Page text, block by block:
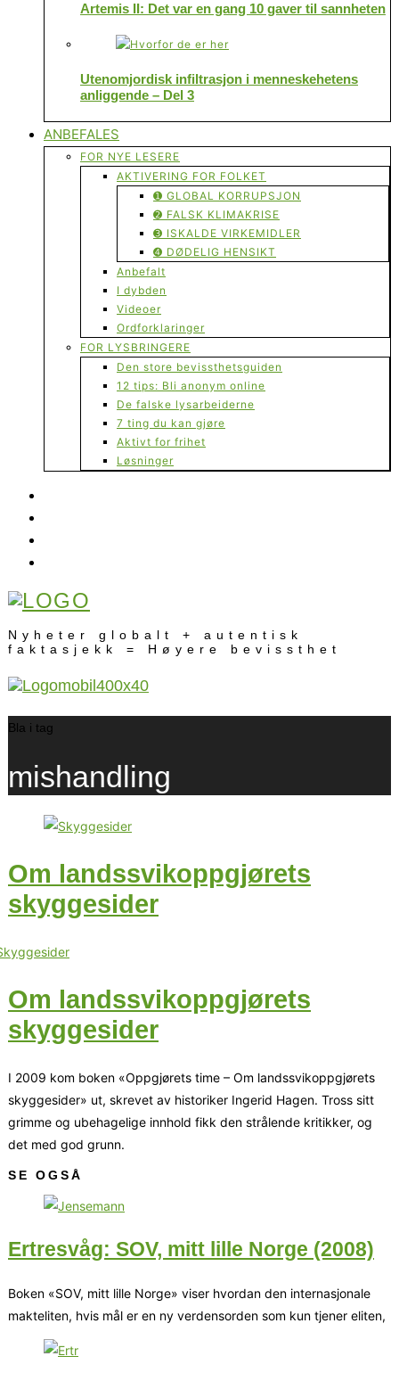
Artemis II: Det var en gang 10 gaver til sannheten
Utenomjordisk infiltrasjon i menneskehetens
anliggende – Del 3
ANBEFALES
FOR NYE LESERE
AKTIVERING FOR FOLKET
➊ GLOBAL KORRUPSJON
➋ FALSK KLIMAKRISE
➌ ISKALDE VIRKEMIDLER
➍ DØDELIG HENSIKT
Anbefalt
I dybden
Videoer
Ordforklaringer
FOR LYSBRINGERE
Den store bevissthetsguiden
12 tips: Bli anonym online
De falske lysarbeiderne
7 ting du kan gjøre
Aktivt for frihet
Løsninger
Nyheter globalt + autentisk
faktasjekk = Høyere bevissthet
Bla i tag
mishandling
Om landssvikoppgjørets
skyggesider
Om landssvikoppgjørets
skyggesider
I 2009 kom boken «Oppgjørets time – Om landssvikoppgjørets
skyggesider» ut, skrevet av historiker Ingerid Hagen. Tross sitt
grimme og ubehagelige innhold fikk den strålende kritikker, og
det med god grunn.
SE OGSÅ
Ertresvåg: SOV, mitt lille Norge (2008)
Boken «SOV, mitt lille Norge» viser hvordan den internasjonale
makteliten, hvis mål er en ny verdensorden som kun tjener eliten,